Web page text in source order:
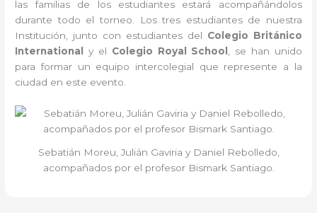
las familias de los estudiantes estará acompañándolos
durante todo el torneo. Los tres estudiantes de nuestra
Institución, junto con estudiantes del Colegio Británico
International
y el Colegio Royal School
, se han unido
para formar un equipo intercolegial que represente a la
ciudad en este evento.
Sebatián Moreu, Julián Gaviria y Daniel Rebolledo,
acompañados por el profesor Bismark Santiago.